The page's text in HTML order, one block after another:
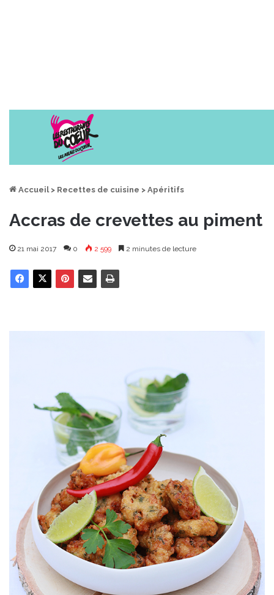
Accueil > Recettes de cuisine > Apéritifs
Accras de crevettes au piment
21 mai 2017 0 2 599 2 minutes de lecture